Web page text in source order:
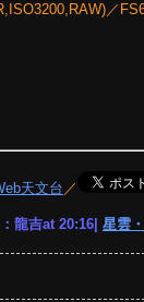
／
天文台 ／
龍吉at 20:16| 星雲